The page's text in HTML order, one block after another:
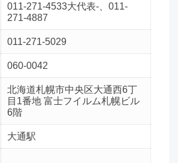
011-271-4533大代表-、011-
271-4887
011-271-5029
060-0042
北海道札幌市中央区大通西6丁
目1番地 富士フイルム札幌ビル
6階
大通駅